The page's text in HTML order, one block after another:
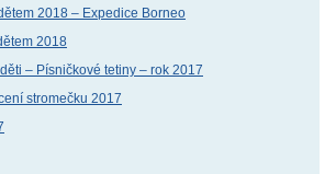
2018 – Expedice Borneo
2018
– Písničkové tetiny – rok 2017
stromečku 2017